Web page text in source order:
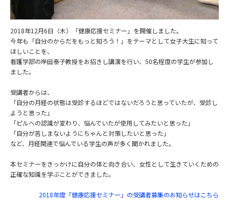
2018年12月6日（木）「健康応援セミナー」を開催しました。
今年も「自分のからだをもっと知ろう！」をテーマとして女子大生に知って
ほしいことを、
看護学部の岸田泰子教授をお招きし講演を行い、50名程度の学生が参加し
ました。
受講者からは、
「自分の月経の状態は受診するほどではないだろうと思っていたが、受診し
ようと思った」
「ピルへの認識が変わり、悩んでいたが使用してみたいと思った」
「自分が苦しまないようにちゃんと対策したいと思った」
など、月経関連で悩んでいる学生の声が多く聞かれました。
本セミナーをきっかけに自分の体と向き合い、女性として生きていくための
正確な知識を学ぶことができました。
2018年度「健康応援セミナー」の受講者募集のお知らせはこちら